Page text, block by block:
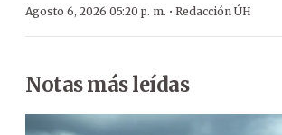
Agosto 6, 2026 05:20 p. m. · Redacción ÚH
Notas más leídas